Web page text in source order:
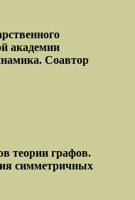
академии
Соавтор
теории графов.
симметричных